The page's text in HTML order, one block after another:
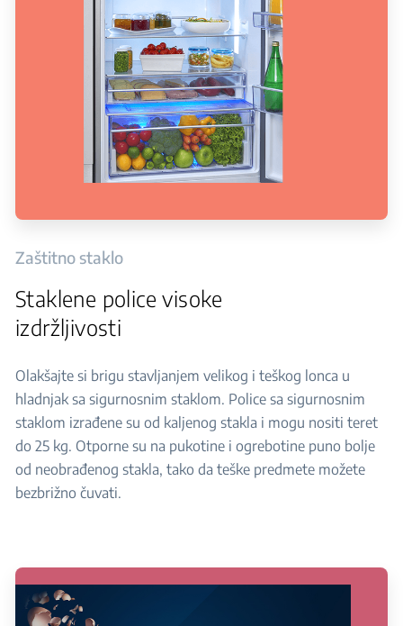
Zaštitno staklo
Staklene police visoke
izdržljivosti
Olakšajte si brigu stavljanjem velikog i teškog lonca u
hladnjak sa sigurnosnim staklom. Police sa sigurnosnim
staklom izrađene su od kaljenog stakla i mogu nositi teret
do 25 kg. Otporne su na pukotine i ogrebotine puno bolje
od neobrađenog stakla, tako da teške predmete možete
bezbrižno čuvati.